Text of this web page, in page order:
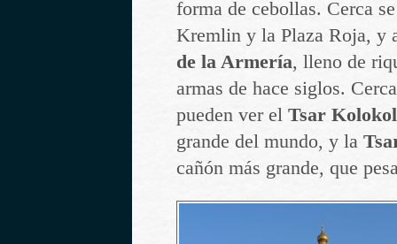
forma de cebollas. Cerca
Kremlin y la Plaza Roja, y
de la Armería, lleno de
armas de hace siglos.
pueden ver el Tsar Kolokol
grande del mundo, y la
cañón más grande, que